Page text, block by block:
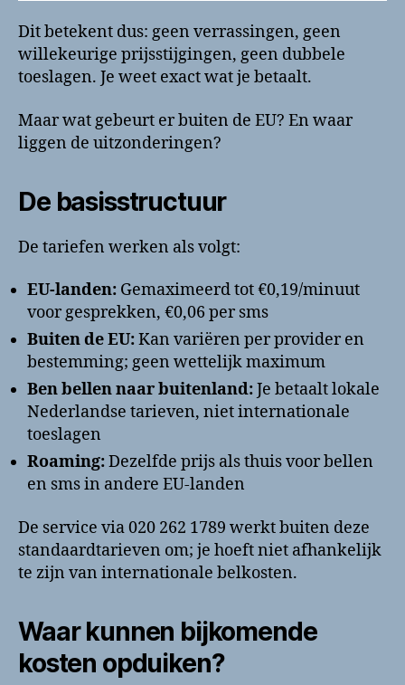
Dit betekent dus: geen verrassingen, geen
willekeurige prijsstijgingen, geen dubbele
toeslagen. Je weet exact wat je betaalt.
Maar wat gebeurt er buiten de EU? En waar
liggen de uitzonderingen?
De basisstructuur
De tariefen werken als volgt:
EU-landen: Gemaximeerd tot €0,19/minuut
voor gesprekken, €0,06 per sms
Buiten de EU:Kan variëren per provider en
bestemming; geen wettelijk maximum
Ben bellen naar buitenland:Je betaalt lokale
Nederlandse tarieven, niet internationale
toeslagen
Roaming:Dezelfde prijs als thuis voor bellen
en sms in andere EU-landen
De service via 020 262 1789 werkt buiten deze
standaardtarieven om; je hoeft niet afhankelijk
te zijn van internationale belkosten.
Waar kunnen bijkomende
kosten opduiken?